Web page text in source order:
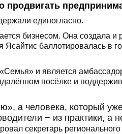
единогласно.
бизнесом. Она создала и
баллотировалась в
и является
посёлке и
а человека, который уже
− из практики, а
секретарь